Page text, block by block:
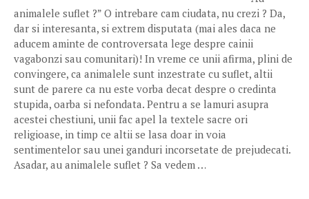
animalele suflet ?” O intrebare cam ciudata, nu crezi ? Da,
dar si interesanta, si extrem disputata (mai ales daca ne
aducem aminte de controversata lege despre cainii
vagabonzi sau comunitari)! In vreme ce unii afirma, plini de
convingere, ca animalele sunt inzestrate cu suflet, altii
sunt de parere ca nu este vorba decat despre o credinta
stupida, oarba si nefondata. Pentru a se lamuri asupra
acestei chestiuni, unii fac apel la textele sacre ori
religioase, in timp ce altii se lasa doar in voia
sentimentelor sau unei ganduri incorsetate de prejudecati.
Asadar, au animalele suflet ? Sa vedem …